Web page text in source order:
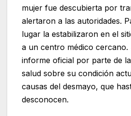
mujer fue descubierta por
alertaron a las autoridades.
lugar la estabilizaron en el
a un centro médico cercano.
informe oficial por parte de
salud sobre su condición
causas del desmayo, que
desconocen.